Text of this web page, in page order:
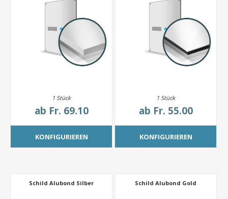
1 Stück
ab Fr. 69.10
KONFIGURIEREN
1 Stück
ab Fr. 55.00
KONFIGURIEREN
Schild Alubond Silber Schild Alubond Gold